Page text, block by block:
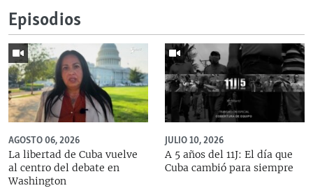
Episodios
AGOSTO 06, 2026
La libertad de Cuba vuelve
al centro del debate en
Washington
JULIO 10, 2026
A 5 años del 11J: El día que
Cuba cambió para siempre